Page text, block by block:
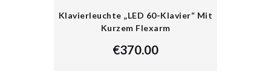
Klavierleuchte „LED 60-Klavier“ Mit
Kurzem Flexarm
€370.00